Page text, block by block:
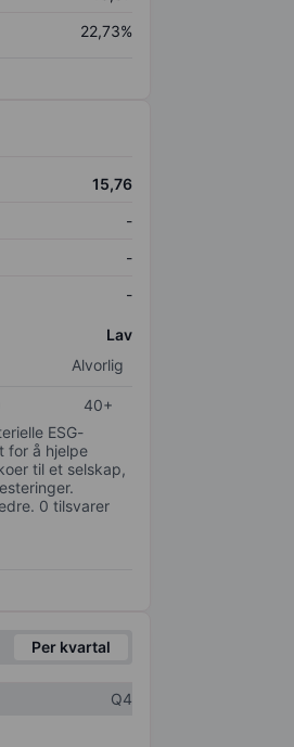
22,73%
15,76
-
-
-
Lav
Alvorlig
40+
ESG-
for å hjelpe
til et selskap,
0 tilsvarer
Per kvartal
Q4